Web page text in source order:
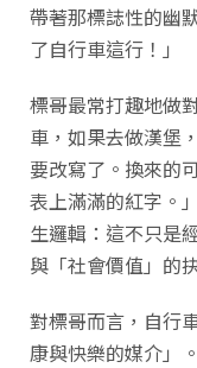
帶著那標誌性的幽
了自行車這行！」
標哥最常打趣地做
車，如果去做漢堡
要改寫了。換來的
表上滿滿的紅字。
生邏輯：這不只是
與「社會價值」的
對標哥而言，自行
康與快樂的媒介」